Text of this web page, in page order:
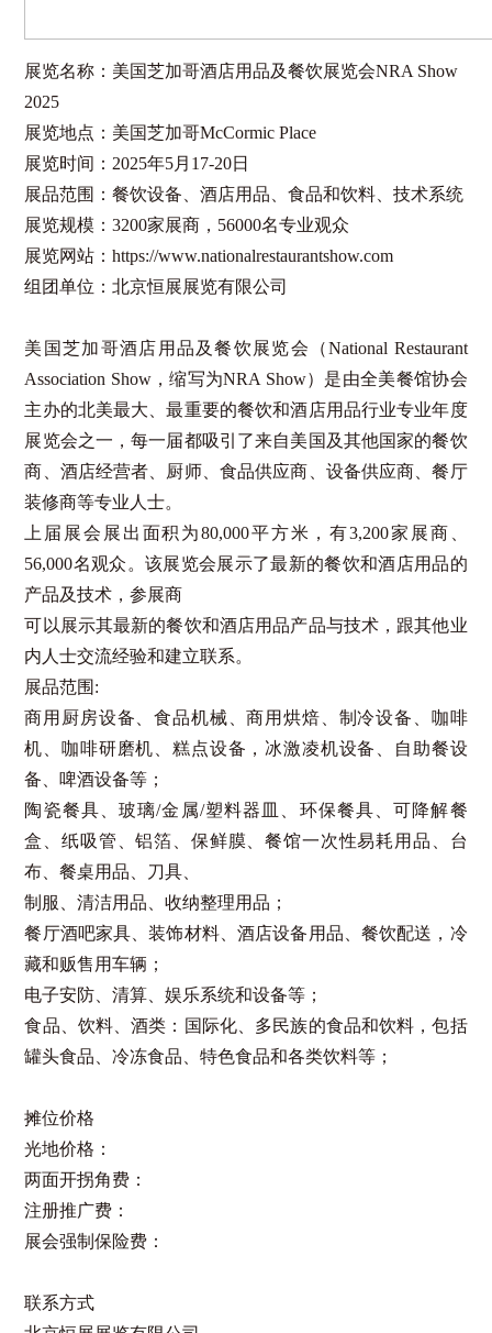
展览名称：美国芝加哥酒店用品及餐饮展览会NRA Show
2025
展览地点：美国芝加哥McCormic Place
展览时间：2025年5月17-20日
展品范围：餐饮设备、酒店用品、食品和饮料、技术系统
展览规模：3200家展商，56000名专业观众
展览网站：https://www.nationalrestaurantshow.com
组团单位：北京恒展展览有限公司
美国芝加哥酒店用品及餐饮展览会（National Restaurant
Association Show，缩写为NRA Show）是由全美餐馆协会
主办的北美最大、最重要的餐饮和酒店用品行业专业年度
展览会之一，每一届都吸引了来自美国及其他国家的餐饮
商、酒店经营者、厨师、食品供应商、设备供应商、餐厅
装修商等专业人士。
上届展会展出面积为80,000平方米，有3,200家展商、
56,000名观众。该展览会展示了最新的餐饮和酒店用品的
产品及技术，参展商
可以展示其最新的餐饮和酒店用品产品与技术，跟其他业
内人士交流经验和建立联系。
展品范围:
商用厨房设备、食品机械、商用烘焙、制冷设备、咖啡
机、咖啡研磨机、糕点设备，冰激凌机设备、自助餐设
备、啤酒设备等；
陶瓷餐具、玻璃/金属/塑料器皿、环保餐具、可降解餐
盒、纸吸管、铝箔、保鲜膜、餐馆一次性易耗用品、台
布、餐桌用品、刀具、
制服、清洁用品、收纳整理用品；
餐厅酒吧家具、装饰材料、酒店设备用品、餐饮配送，冷
藏和贩售用车辆；
电子安防、清算、娱乐系统和设备等；
食品、饮料、酒类：国际化、多民族的食品和饮料，包括
罐头食品、冷冻食品、特色食品和各类饮料等；
摊位价格
光地价格：
两面开拐角费：
注册推广费：
展会强制保险费：
联系方式